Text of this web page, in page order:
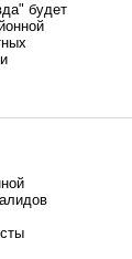
будет